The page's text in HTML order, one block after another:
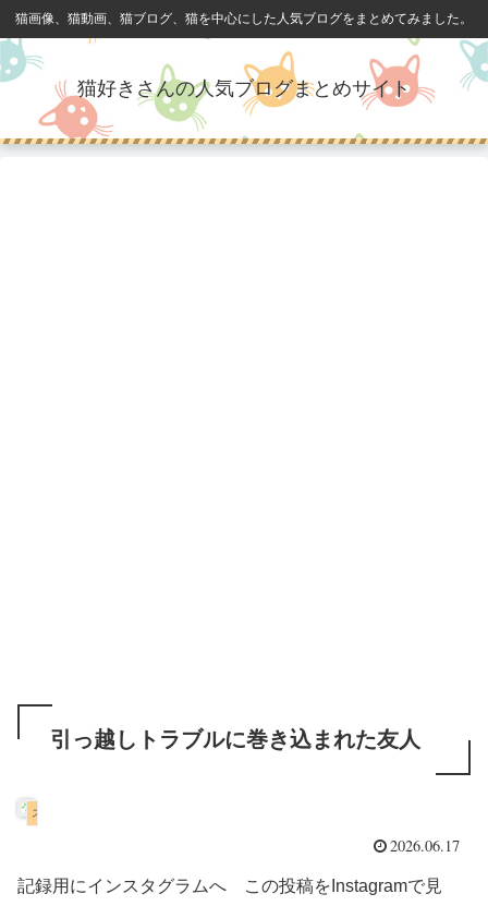
猫画像、猫動画、猫ブログ、猫を中心にした人気ブログをまとめてみました。
猫好きさんの人気ブログまとめサイト
引っ越しトラブルに巻き込まれた友人
2026.06.17
記録用にインスタグラムへ この投稿をInstagramで見